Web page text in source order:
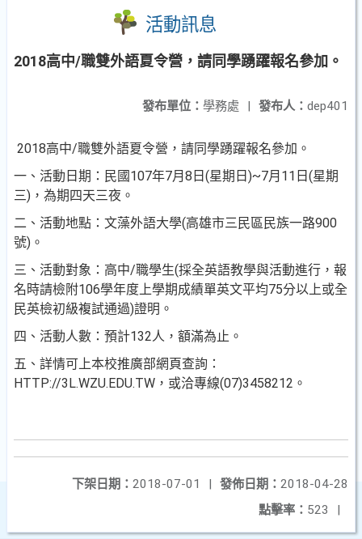
活動訊息
2018高中/職雙外語夏令營，請同學踴躍報名參加。
發布人： dep401
發布單位： 學務處 |
2018高中/職雙外語夏令營，請同學踴躍報名參加。
一、活動日期：民國107年7月8日(星期日)~7月11日(星期
三)，為期四天三夜。
二、活動地點：文藻外語大學(高雄市三民區民族一路900
號)。
三、活動對象：高中/職學生(採全英語教學與活動進行，報
名時請檢附106學年度上學期成績單英文平均75分以上或全
民英檢初級複試通過)證明。
四、活動人數：預計132人，額滿為止。
五、詳情可上本校推廣部網頁查詢：
HTTP://3L.WZU.EDU.TW，或洽專線(07)3458212。
發佈日期： 2018-04-28
下架日期： 2018-07-01
|
點擊率： 523 |